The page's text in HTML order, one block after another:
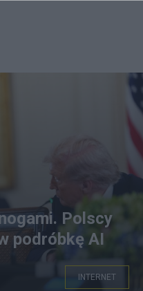
Polscy
podróbkę AI
INTERNET